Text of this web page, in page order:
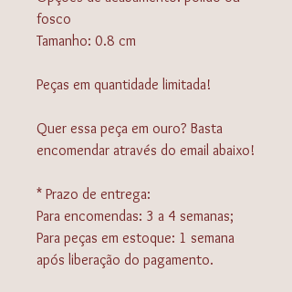
fosco
Tamanho: 0.8 cm
Peças em quantidade limitada!
Quer essa peça em ouro? Basta
encomendar através do email abaixo!
* Prazo de entrega:
Para encomendas: 3 a 4 semanas;
Para peças em estoque: 1 semana
após liberação do pagamento.